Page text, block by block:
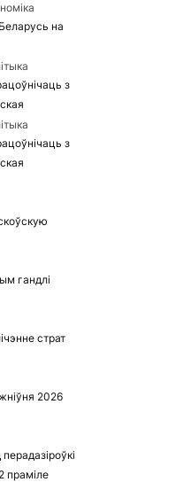
на
з
з
гандлі
страт
2026
праміле